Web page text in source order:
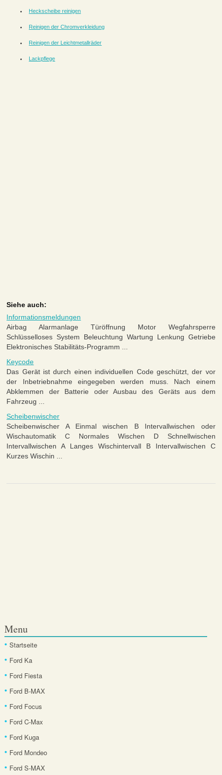
Heckscheibe reinigen
Reinigen der Chromverkleidung
Reinigen der Leichtmetallräder
Lackpflege
Siehe auch:
Informationsmeldungen
Airbag Alarmanlage Türöffnung Motor Wegfahrsperre
Schlüsselloses System Beleuchtung Wartung Lenkung Getriebe
Elektronisches Stabilitäts-Programm ...
Keycode
Das Gerät ist durch einen individuellen Code geschützt, der vor
der Inbetriebnahme eingegeben werden muss. Nach einem
Abklemmen der Batterie oder Ausbau des Geräts aus dem
Fahrzeug ...
Scheibenwischer
Scheibenwischer A Einmal wischen B Intervallwischen oder
Wischautomatik C Normales Wischen D Schnellwischen
Intervallwischen A Langes Wischintervall B Intervallwischen C
Kurzes Wischin ...
Menu
Startseite
Ford Ka
Ford Fiesta
Ford B-MAX
Ford Focus
Ford C-Max
Ford Kuga
Ford Mondeo
Ford S-MAX